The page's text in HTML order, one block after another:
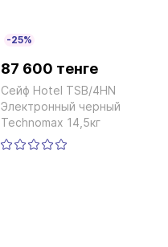
-25%
87 600 тенге
Сейф Hotel TSB/4HN
Электронный черный
Technomax 14,5кг